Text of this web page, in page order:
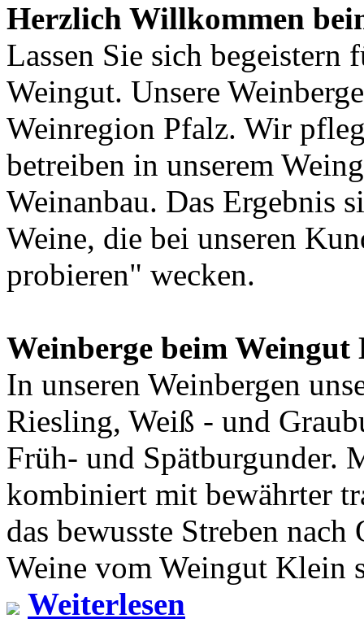
Herzlich Willkommen
Lassen Sie sich begeistern
Weingut. Unsere
Weinregion Pfalz. Wir
betreiben in unserem
Weinanbau. Das Ergebnis
Weine, die bei unseren
probieren" wecken.
Weinberge beim Weingut
In unseren Weinbergen
Riesling, Weiß - und
Früh- und Spätburgunder.
kombiniert mit bewährter
das bewusste Streben
Weine vom Weingut Klein
Weiterlesen